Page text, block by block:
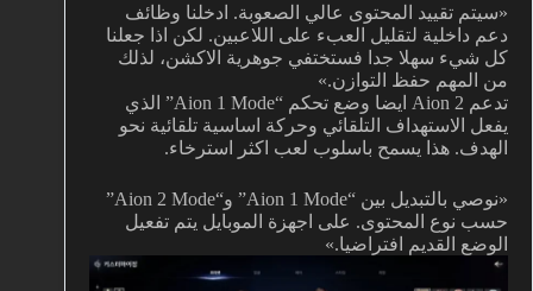
«سيتم تقييد المحتوى عالي الصعوبة. ادخلنا وظائف
دعم داخلية لتقليل العبء على اللاعبين. لكن اذا جعلنا
كل شيء سهلا جدا فستختفي جوهرية الاكشن، لذلك
من المهم حفظ التوازن.»
تدعم Aion 2 ايضا وضع تحكم “Aion 1 Mode” الذي
يفعل الاستهداف التلقائي وحركة اساسية تلقائية نحو
الهدف. هذا يسمح باسلوب لعب اكثر استرخاء.
«نوصي بالتبديل بين “Aion 1 Mode” و“Aion 2 Mode”
حسب نوع المحتوى. على اجهزة الموبايل يتم تفعيل
الوضع القديم افتراضيا.»